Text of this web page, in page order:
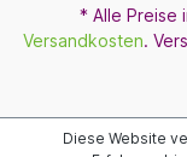
* Alle Preise
Versandkosten.
Diese Website